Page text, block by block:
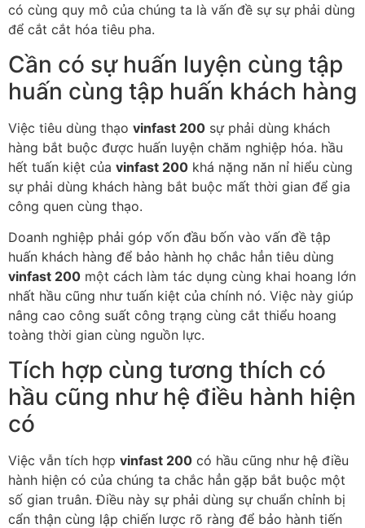
có cùng quy mô của chúng ta là vấn đề sự sự phải dùng
để cắt cắt hóa tiêu pha.
Cần có sự huấn luyện cùng tập
huấn cùng tập huấn khách hàng
Việc tiêu dùng thạo vinfast 200 sự phải dùng khách
hàng bắt buộc được huấn luyện chăm nghiệp hóa. hầu
hết tuấn kiệt của vinfast 200 khá nặng năn nỉ hiểu cùng
sự phải dùng khách hàng bắt buộc mất thời gian để gia
công quen cùng thạo.
Doanh nghiệp phải góp vốn đầu bốn vào vấn đề tập
huấn khách hàng để bảo hành họ chắc hẳn tiêu dùng
vinfast 200 một cách làm tác dụng cùng khai hoang lớn
nhất hầu cũng như tuấn kiệt của chính nó. Việc này giúp
nâng cao công suất công trạng cùng cắt thiểu hoang
toàng thời gian cùng nguồn lực.
Tích hợp cùng tương thích có
hầu cũng như hệ điều hành hiện
có
Việc vẫn tích hợp vinfast 200 có hầu cũng như hệ điều
hành hiện có của chúng ta chắc hẳn gặp bắt buộc một
số gian truân. Điều này sự phải dùng sự chuẩn chỉnh bị
cẩn thận cùng lập chiến lược rõ ràng để bảo hành tiến